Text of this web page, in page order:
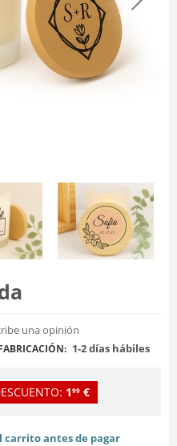
una opinión
1-2 días hábiles
199 €
carrito antes de pagar